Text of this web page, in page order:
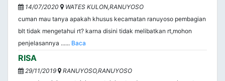
14/07/2020
WATES KULON,RANUYOSO
cuman mau tanya apakah khusus kecamatan ranuyoso pembagian
blt tidak mengetahui rt? karna disini tidak melibatkan rt,mohon
penjelasannya ...... Baca
RISA
29/11/2019
RANUYOSO,RANUYOSO